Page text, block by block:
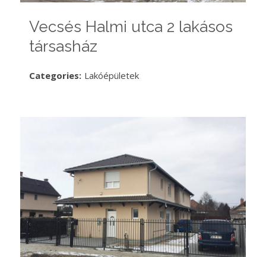
Vecsés Halmi utca 2 lakásos
társasház
Categories: Lakóépületek